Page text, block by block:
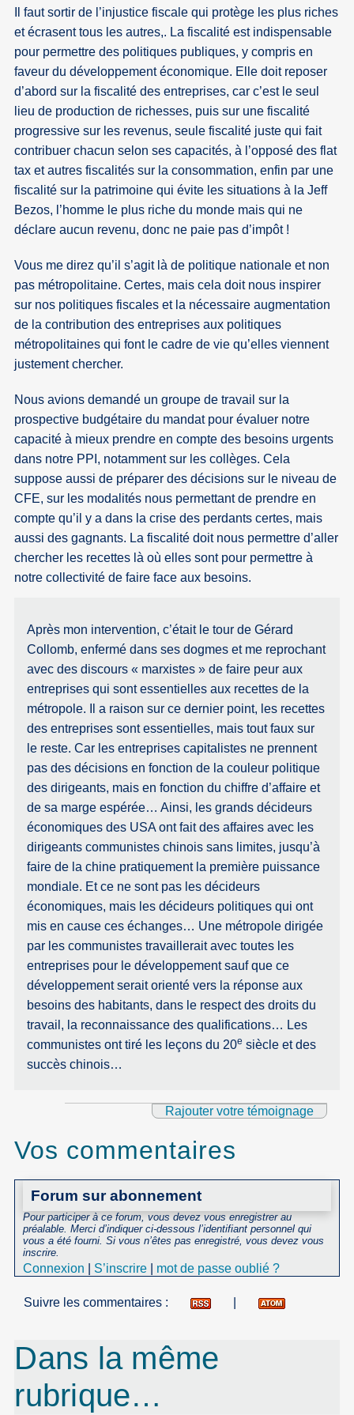
Il faut sortir de l’injustice fiscale qui protège les plus riches
et écrasent tous les autres,. La fiscalité est indispensable
pour permettre des politiques publiques, y compris en
faveur du développement économique. Elle doit reposer
d’abord sur la fiscalité des entreprises, car c’est le seul
lieu de production de richesses, puis sur une fiscalité
progressive sur les revenus, seule fiscalité juste qui fait
contribuer chacun selon ses capacités, à l’opposé des flat
tax et autres fiscalités sur la consommation, enfin par une
fiscalité sur la patrimoine qui évite les situations à la Jeff
Bezos, l’homme le plus riche du monde mais qui ne
déclare aucun revenu, donc ne paie pas d’impôt !
Vous me direz qu’il s’agit là de politique nationale et non
pas métropolitaine. Certes, mais cela doit nous inspirer
sur nos politiques fiscales et la nécessaire augmentation
de la contribution des entreprises aux politiques
métropolitaines qui font le cadre de vie qu’elles viennent
justement chercher.
Nous avions demandé un groupe de travail sur la
prospective budgétaire du mandat pour évaluer notre
capacité à mieux prendre en compte des besoins urgents
dans notre PPI, notamment sur les collèges. Cela
suppose aussi de préparer des décisions sur le niveau de
CFE, sur les modalités nous permettant de prendre en
compte qu’il y a dans la crise des perdants certes, mais
aussi des gagnants. La fiscalité doit nous permettre d’aller
chercher les recettes là où elles sont pour permettre à
notre collectivité de faire face aux besoins.
Après mon intervention, c’était le tour de Gérard
Collomb, enfermé dans ses dogmes et me reprochant
avec des discours « marxistes » de faire peur aux
entreprises qui sont essentielles aux recettes de la
métropole. Il a raison sur ce dernier point, les recettes
des entreprises sont essentielles, mais tout faux sur
le reste. Car les entreprises capitalistes ne prennent
pas des décisions en fonction de la couleur politique
des dirigeants, mais en fonction du chiffre d’affaire et
de sa marge espérée… Ainsi, les grands décideurs
économiques des USA ont fait des affaires avec les
dirigeants communistes chinois sans limites, jusqu’à
faire de la chine pratiquement la première puissance
mondiale. Et ce ne sont pas les décideurs
économiques, mais les décideurs politiques qui ont
mis en cause ces échanges… Une métropole dirigée
par les communistes travaillerait avec toutes les
entreprises pour le développement sauf que ce
développement serait orienté vers la réponse aux
besoins des habitants, dans le respect des droits du
travail, la reconnaissance des qualifications… Les
communistes ont tiré les leçons du 20e siècle et des
succès chinois…
Rajouter votre témoignage
Vos commentaires
Forum sur abonnement
Pour participer à ce forum, vous devez vous enregistrer au
préalable. Merci d’indiquer ci-dessous l’identifiant personnel qui
vous a été fourni. Si vous n’êtes pas enregistré, vous devez vous
inscrire.
Connexion S’inscrire mot de passe oublié ?
Suivre les commentaires :
Dans la même
rubrique…